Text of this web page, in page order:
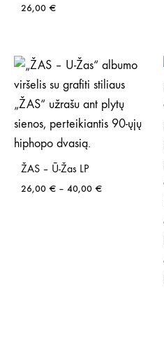
26,00 €
ŽAS – Ū-Žas LP
26,00 € – 40,00 €Price